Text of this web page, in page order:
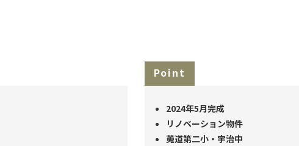
Point
2024年5月完成
リノベーション物件
莵道第二小・宇治中